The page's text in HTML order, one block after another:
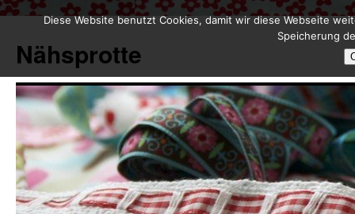
springen
Nähsprotte
Diese Website benutzt Cookies, damit wir diese Webseite
Speicherung